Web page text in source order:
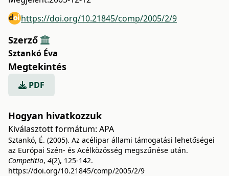
https://doi.org/10.21845/comp/2005/2/9
Szerző
Sztankó Éva
Megtekintés
PDF
Hogyan hivatkozzuk
Kiválasztott formátum: APA
Sztankó, É. (2005). Az acélipar állami támogatási lehetőségei
az Európai Szén- és Acélközösség megszűnése után.
Competitio, 4(2), 125-142.
https://doi.org/10.21845/comp/2005/2/9